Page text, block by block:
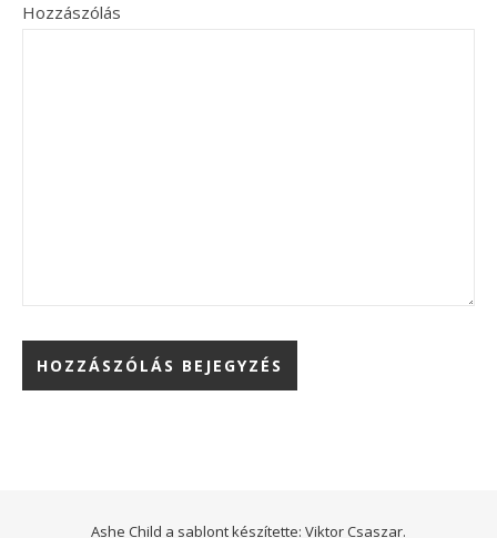
Hozzászólás
Ashe Child a sablont készítette: Viktor Csaszar.